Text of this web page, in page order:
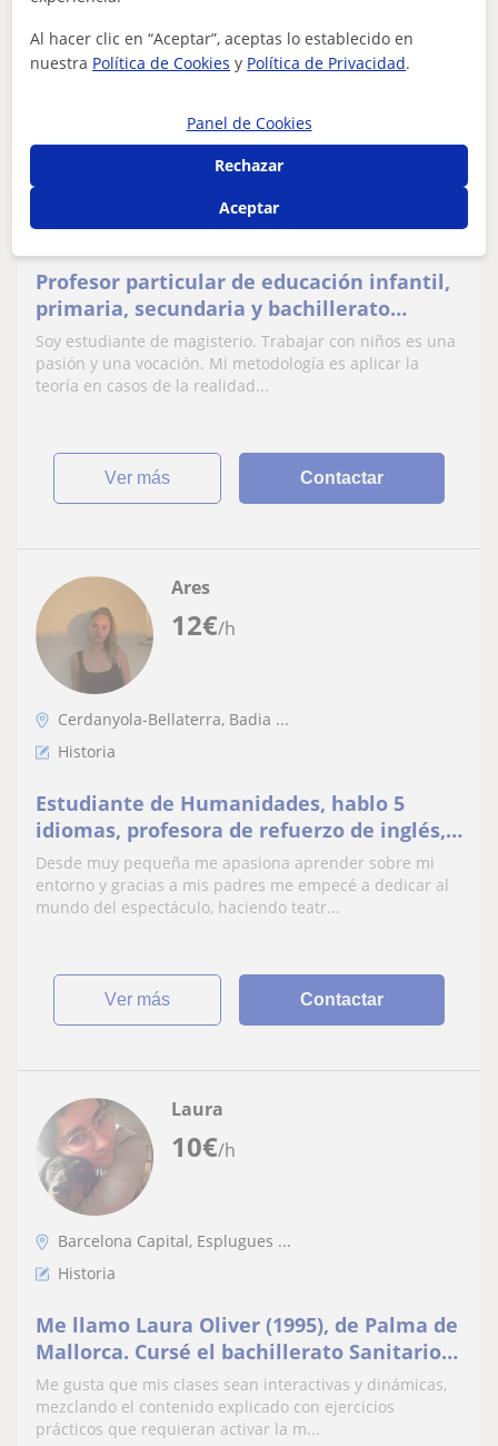
Diego
Cerdanyola-Bellaterra, Badia ...
Historia
Profesor particular de educación infantil,
primaria, secundaria y bachillerato
motivado para enseñar al ser mi futuro,
ser profesor
Soy estudiante de magisterio. Trabajar con niños es una
pasión y una vocación. Mi metodología es aplicar la
teoría en casos de la realidad...
ver más Contactar
12€/h
Ares
Cerdanyola-Bellaterra, Badia ...
Historia
Estudiante de Humanidades, hablo 5
idiomas, profesora de refuerzo de inglés,
animadora infantil, pasión por el arte.
Desde muy pequeña me apasiona aprender sobre mi
entorno y gracias a mis padres me empecé a dedicar al
mundo del espectáculo, haciendo teatr...
ver más Contactar
10€/h
Laura
Barcelona Capital, Esplugues ...
Historia
Me llamo Laura Oliver (1995), de Palma de
Mallorca. Cursé el bachillerato Sanitario y
Biológico pero finamente me decidí por
una carrera de letras y en 2018 me gradué
en Humanidades por la Universidad
Me gusta que mis clases sean interactivas y dinámicas,
mezclando el contenido explicado con ejercicios
prácticos que requieran activar la m...
Al hacer clic en “Aceptar”, aceptas lo establecido en
nuestra Política de Cookies y Política de Privacidad.
Panel de Cookies
Rechazar
Aceptar